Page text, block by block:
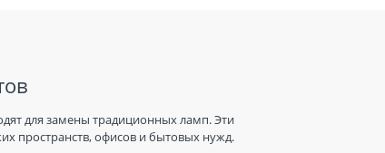
для замены традиционных ламп. Эти
пространств, офисов и бытовых нужд.